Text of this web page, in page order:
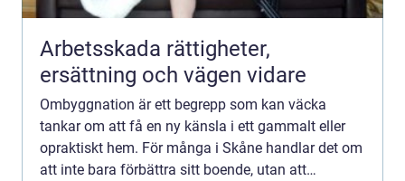
Arbetsskada rättigheter,
ersättning och vägen vidare
Ombyggnation är ett begrepp som kan väcka
tankar om att få en ny känsla i ett gammalt eller
opraktiskt hem. För många i Skåne handlar det om
att inte bara förbättra sitt boende, utan att